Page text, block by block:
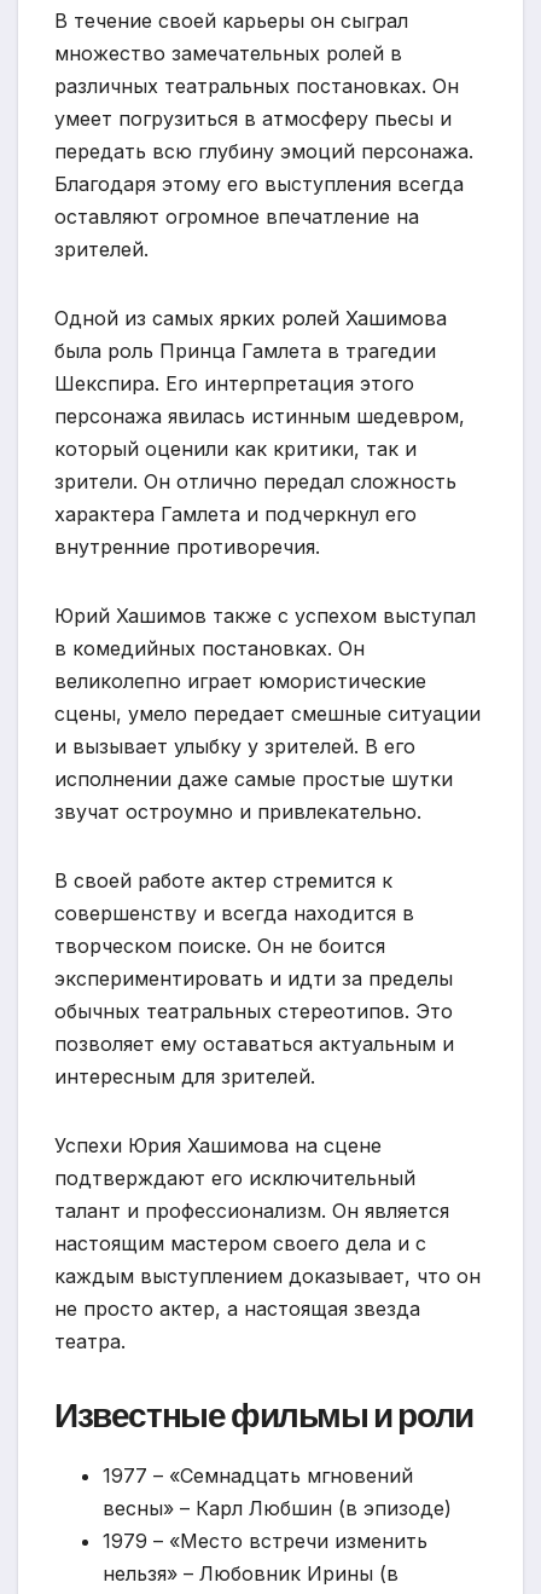
В течение своей карьеры он сыграл
множество замечательных ролей в
различных театральных постановках. Он
умеет погрузиться в атмосферу пьесы и
передать всю глубину эмоций персонажа.
Благодаря этому его выступления всегда
оставляют огромное впечатление на
зрителей.
Одной из самых ярких ролей Хашимова
была роль Принца Гамлета в трагедии
Шекспира. Его интерпретация этого
персонажа явилась истинным шедевром,
который оценили как критики, так и
зрители. Он отлично передал сложность
характера Гамлета и подчеркнул его
внутренние противоречия.
Юрий Хашимов также с успехом выступал
в комедийных постановках. Он
великолепно играет юмористические
сцены, умело передает смешные ситуации
и вызывает улыбку у зрителей. В его
исполнении даже самые простые шутки
звучат остроумно и привлекательно.
В своей работе актер стремится к
совершенству и всегда находится в
творческом поиске. Он не боится
экспериментировать и идти за пределы
обычных театральных стереотипов. Это
позволяет ему оставаться актуальным и
интересным для зрителей.
Успехи Юрия Хашимова на сцене
подтверждают его исключительный
талант и профессионализм. Он является
настоящим мастером своего дела и с
каждым выступлением доказывает, что он
не просто актер, а настоящая звезда
театра.
Известные фильмы и роли
1977 – «Семнадцать мгновений
весны» – Карл Любшин (в эпизоде)
1979 – «Место встречи изменить
нельзя» – Любовник Ирины (в